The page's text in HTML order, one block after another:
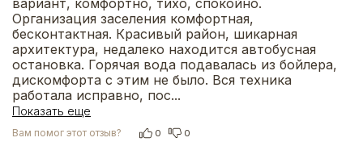
вариант, комфортно, тихо, спокойно.
Организация заселения комфортная,
бесконтактная. Красивый район, шикарная
архитектура, недалеко находится автобусная
остановка. Горячая вода подавалась из бойлера,
дискомфорта с этим не было. Вся техника
работала исправно, пос...
Показать еще
Вам помог этот отзыв? 0 0